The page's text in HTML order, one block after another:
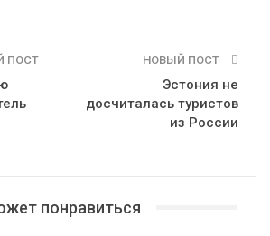
ПОСТ НОВЫЙ ПОСТ
Эстония не
досчиталась туристов
из России
понравиться